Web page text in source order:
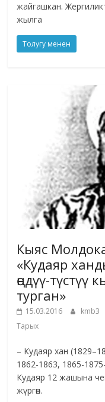
жайгашкан.
жылга
Толугу менен
Кыяс
«Кудаяр
өңдүү-
турган»
15.03.2016 kmb3
Тарых
– Кудаяр хан
1862-1863, 1865-
Кудаяр 12 жашына
жүргөн.